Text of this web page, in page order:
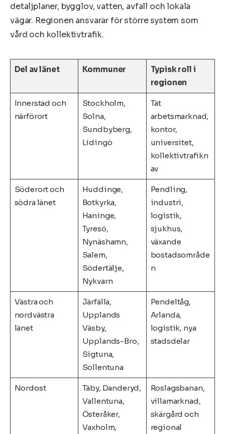
detaljplaner, bygglov, vatten, avfall och lokala
vägar. Regionen ansvarar för större system som
vård och kollektivtrafik.
Del av länet Kommuner
Typisk roll i
regionen
Innerstad och
närförort
Stockholm,
Solna,
Sundbyberg,
Lidingö
Tät
arbetsmarknad,
kontor,
universitet,
kollektivtrafikn
av
Söderort och
södra länet
Huddinge,
Botkyrka,
Haninge,
Tyresö,
Nynäshamn,
Salem,
Södertälje,
Nykvarn
Pendling,
industri,
logistik,
sjukhus,
växande
bostadsområde
n
Västra och
nordvästra
länet
Järfälla,
Upplands
Väsby,
Upplands-Bro,
Sigtuna,
Sollentuna
Pendeltåg,
Arlanda,
logistik, nya
stadsdelar
Nordost
Täby, Danderyd,
Vallentuna,
Österåker,
Vaxholm,
Roslagsbanan,
villamarknad,
skärgård och
regional